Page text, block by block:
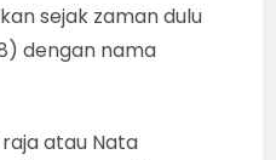
sejak zaman dulu
dengan nama
atau Nata